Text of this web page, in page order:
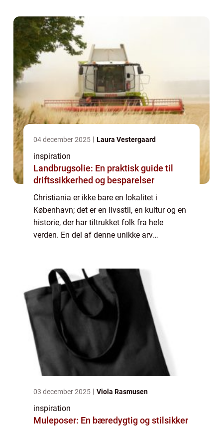
04 december 2025 Laura Vestergaard
inspiration
Landbrugsolie: En praktisk guide til
driftssikkerhed og besparelser
Christiania er ikke bare en lokalitet i
København; det er en livsstil, en kultur og en
historie, der har tiltrukket folk fra hele
verden. En del af denne unikke arv
03 december 2025 Viola Rasmusen
inspiration
Muleposer: En bæredygtig og stilsikker